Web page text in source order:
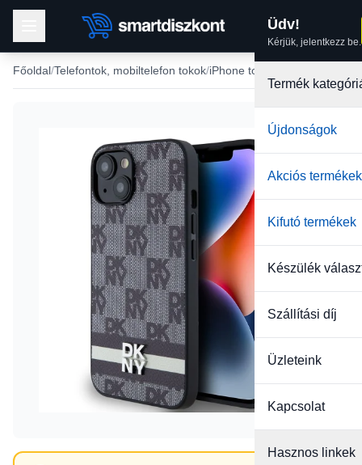
Üdv!
Kérjük, jelentkezz be.
Termék
Újdonságok
Akciós termékek
Kifutó termékek
Készülék
Szállítási díj
Üzleteink
Kapcsolat
Hasznos linkek
Főoldal Telefontok, mobiltelefon tokok iPhone tokok